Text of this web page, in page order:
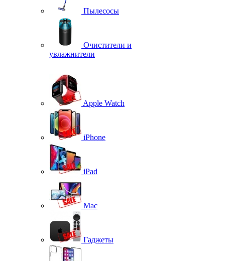
Пылесосы
Очистители и
увлажнители
Apple Watch
iPhone
iPad
Mac
Гаджеты